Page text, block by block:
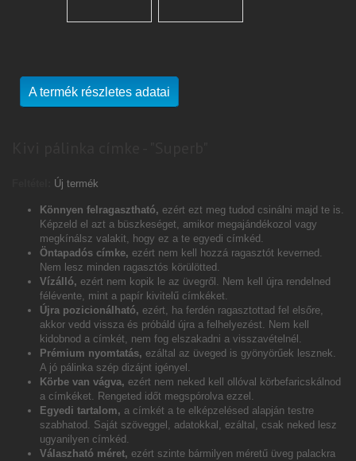
A termék részletes adatai
Új termék
Könnyen felragasztható, ezért ezt meg tudod csinálni majd te is.
Képzeld el azt a büszkeséget, amikor megajándékozol vagy
megkínálsz valakit, hogy ez a te egyedi címkéd.
Öntapadós címke, ezért nem kell hozzá ragasztót keverned.
Nem lesz minden ragasztós körülötted.
Vízálló, ezért nem kopik le az üvegről. Nem kell újra rendelned
félévente, mint a papír kivitelű címkéket.
Újra pozicionálható, ezért, ha ferdén ragasztottad fel elsőre,
akkor vedd vissza és próbáld újra a felhelyezést. Nem kell
kidobnod a címkét, nem fog elszakadni a visszavételnél.
Prémium nyomtatás, ezáltal az üveged is gyönyörűek lesznek.
A jó pálinka szép dizájnt igényel.
Körbe van vágva, ezért nem neked kell ollóval körbefaricskálnod
a címkéket. Rengeted időt megspórolva ezzel.
Egyedi tartalom, a címkét a te elképzelésed alapján testre
szabhatod. Saját szöveggel, adatokkal, ezáltal, csak neked lesz
ugyanilyen címkéd.
Válaszható méret, ezért szinte bármilyen méretű üveg palackra